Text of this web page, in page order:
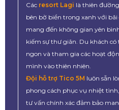
Các resort Lagi là thiên
bên bờ biển trong xanh với
mang đến không gian yên
kiếm sự thư giãn. Du khách
ngon và tham gia các hoạt
mình vào thiên nhiên.
Đội hỗ trợ Tico 5M luôn sẵn
phong cách phục vụ nhiệt
tư vấn chính xác đảm bảo